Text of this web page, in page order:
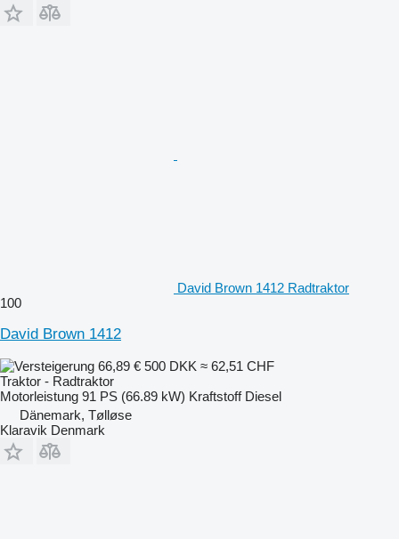
David Brown 1412 Radtraktor
100
David Brown 1412
66,89 € 500 DKK ≈ 62,51 CHF
Traktor - Radtraktor
Motorleistung 91 PS (66.89 kW) Kraftstoff Diesel
Dänemark, Tølløse
Klaravik Denmark